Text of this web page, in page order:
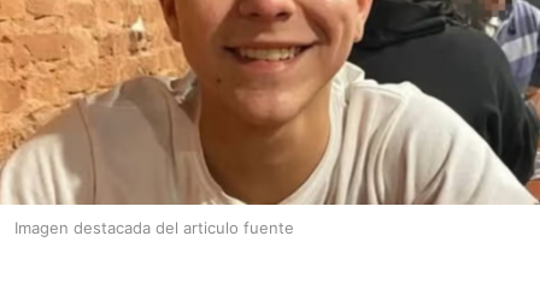
Imagen destacada del articulo fuente